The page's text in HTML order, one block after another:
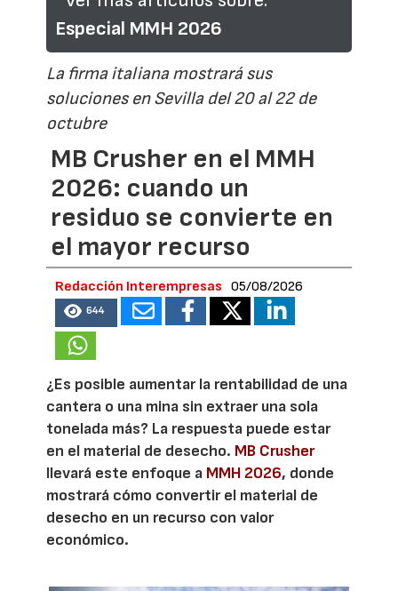
Especial MMH 2026
La firma italiana mostrará sus
soluciones en Sevilla del 20 al 22 de
octubre
MB Crusher en el MMH
2026: cuando un
residuo se convierte en
el mayor recurso
Redacción Interempresas 05/08/2026
644
¿Es posible aumentar la rentabilidad de una
cantera o una mina sin extraer una sola
tonelada más? La respuesta puede estar
en el material de desecho. MB Crusher
llevará este enfoque a MMH 2026, donde
mostrará cómo convertir el material de
desecho en un recurso con valor
económico.